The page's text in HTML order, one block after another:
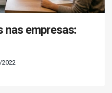
nas empresas: